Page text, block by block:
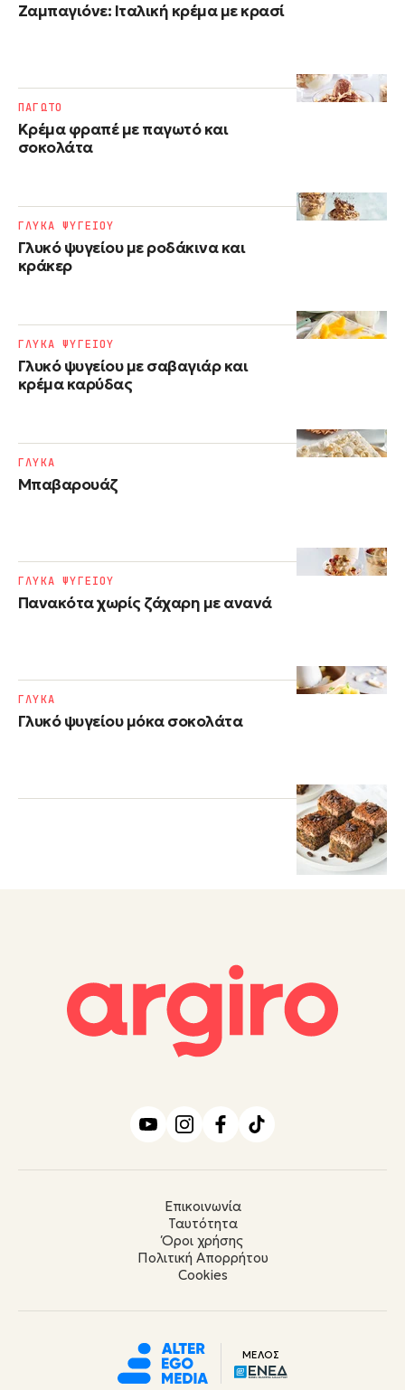
Ζαμπαγιόνε: Ιταλική κρέμα με κρασί
Κρέμα φραπέ με παγωτό και
σοκολάτα
ΠΑΓΩΤΟ
Γλυκό ψυγείου με ροδάκινα και
κράκερ
ΓΛΥΚΑ ΨΥΓΕΙΟΥ
Γλυκό ψυγείου με σαβαγιάρ και
κρέμα καρύδας
ΓΛΥΚΑ ΨΥΓΕΙΟΥ
Μπαβαρουάζ
ΓΛΥΚΑ
Πανακότα χωρίς ζάχαρη με ανανά
ΓΛΥΚΑ ΨΥΓΕΙΟΥ
Γλυκό ψυγείου μόκα σοκολάτα
ΓΛΥΚΑ
Επικοινωνία
Ταυτότητα
Όροι χρήσης
Πολιτική Απορρήτου
Cookies
ΜΕΛΟΣ